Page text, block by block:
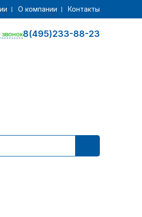
О компании Контакты
8(495)233-88-23
звонок